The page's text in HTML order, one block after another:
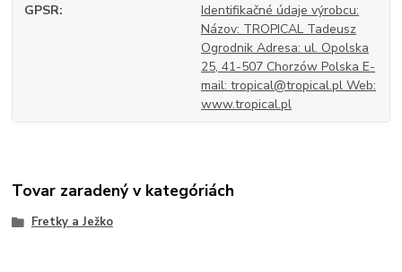
GPSR
Identifikačné údaje výrobcu:
Názov: TROPICAL Tadeusz
Ogrodnik Adresa: ul. Opolska
25, 41-507 Chorzów Polska E-
mail: tropical@tropical.pl Web:
www.tropical.pl
Tovar zaradený v kategóriách
Fretky a Ježko